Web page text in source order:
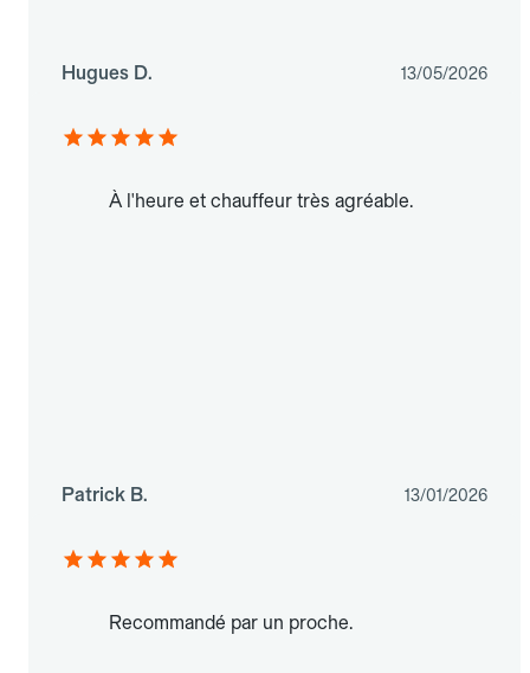
Hugues D. 13/05/2026
À l'heure et chauffeur très agréable.
Patrick B. 13/01/2026
Recommandé par un proche.